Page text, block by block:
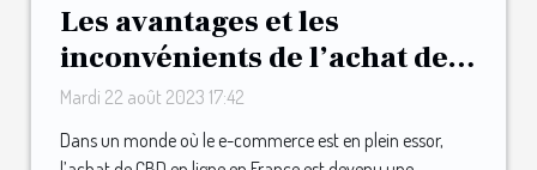
Les avantages et les
inconvénients de l’achat de
CBD en ligne en France
Mardi 22 août 2023 17:42
Dans un monde où le e-commerce est en plein essor,